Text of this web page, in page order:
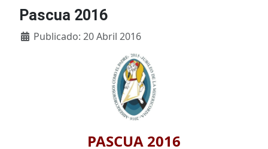
Pascua 2016
Detalles
Publicado: 20 Abril 2016
PASCUA 2016